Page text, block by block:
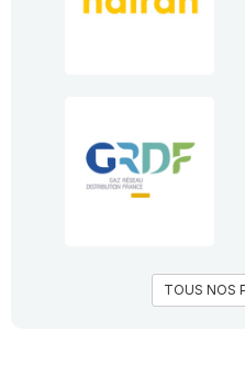
TOUS NOS